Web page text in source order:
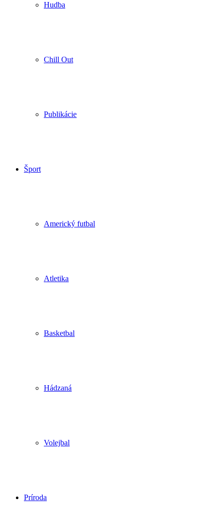
Hudba
Chill Out
Publikácie
Šport
Americký futbal
Atletika
Basketbal
Hádzaná
Volejbal
Príroda